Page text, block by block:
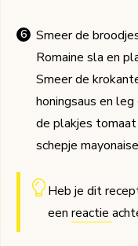
Smeer de
Romaine sla en
Smeer de
honingsaus en
de plakjes
schepje
Heb je dit
een reactie